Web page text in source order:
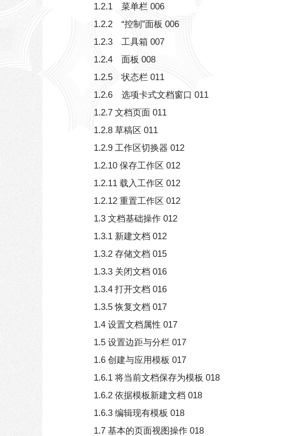
1.2.1 菜单栏 006
1.2.2 “控制”面板 006
1.2.3 工具箱 007
1.2.4 面板 008
1.2.5 状态栏 011
1.2.6 选项卡式文档窗口 011
1.2.7 文档页面 011
1.2.8 草稿区 011
1.2.9 工作区切换器 012
1.2.10 保存工作区 012
1.2.11 载入工作区 012
1.2.12 重置工作区 012
1.3 文档基础操作 012
1.3.1 新建文档 012
1.3.2 存储文档 015
1.3.3 关闭文档 016
1.3.4 打开文档 016
1.3.5 恢复文档 017
1.4 设置文档属性 017
1.5 设置边距与分栏 017
1.6 创建与应用模板 017
1.6.1 将当前文档保存为模板 018
1.6.2 依据模板新建文档 018
1.6.3 编辑现有模板 018
1.7 基本的页面视图操作 018